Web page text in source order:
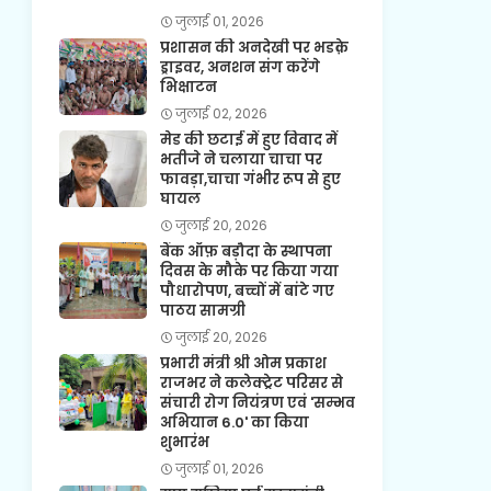
जुलाई 01, 2026
प्रशासन की अनदेखी पर भडक़े
ड्राइवर, अनशन संग करेंगे
भिक्षाटन
जुलाई 02, 2026
मेड की छटाई में हुए विवाद में
भतीजे ने चलाया चाचा पर
फावड़ा,चाचा गंभीर रूप से हुए
घायल
जुलाई 20, 2026
बैंक ऑफ़ बड़ौदा के स्थापना
दिवस के मौके पर किया गया
पौधारोपण, बच्चों में बांटे गए
पाठय सामग्री
जुलाई 20, 2026
प्रभारी मंत्री श्री ओम प्रकाश
राजभर ने कलेक्ट्रेट परिसर से
संचारी रोग नियंत्रण एवं 'सम्भव
अभियान 6.0' का किया
शुभारंभ
जुलाई 01, 2026